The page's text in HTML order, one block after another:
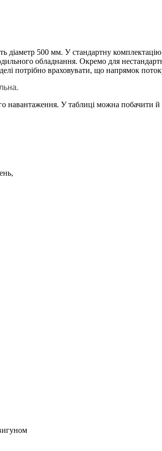
500 мм. У стандартну
обладнання. Окремо для
потрібно враховувати, що напрямок
навантаження. У таблиці можна побачити